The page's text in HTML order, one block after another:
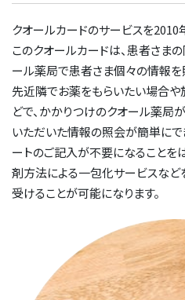
クオールカードのサービスを2010
このクオールカードは、患者さま
ール薬局で患者さま個々の情報を
先近隣でお薬をもらいたい場合
どで、かかりつけのクオール薬局
いただいた情報の照会が簡単にで
ートのご記入が不要になることを
剤方法による一包化サービスな
受けることが可能になります。